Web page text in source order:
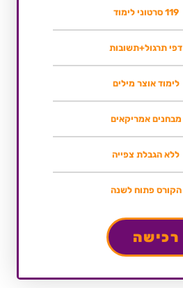
119 סרטוני לימוד
דפי תרגול+תשובות
לימוד אוצר מילים
מבחנים אמריקאים
ללא הגבלת צפייה
הקורס פתוח לשנה
רכישה